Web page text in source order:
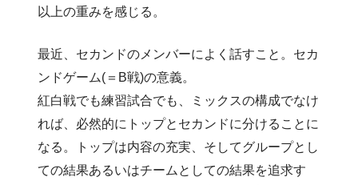
以上の重みを感じる。
最近、セカンドのメンバーによく話すこと。セカ
ンドゲーム(＝B戦)の意義。
紅白戦でも練習試合でも、ミックスの構成でなけ
れば、必然的にトップとセカンドに分けることに
なる。トップは内容の充実、そしてグループとし
ての結果あるいはチームとしての結果を追求す